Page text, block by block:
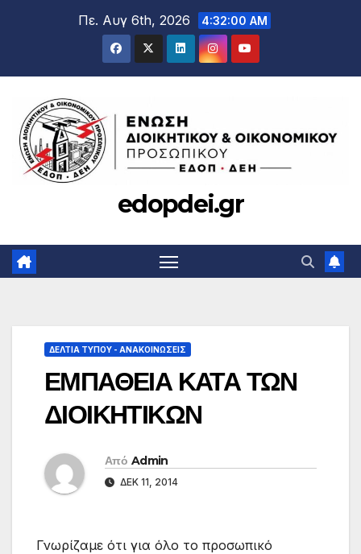
Πε. Αυγ 6th, 2026 4:32:01 AM
edopdei.gr
ΔΕΛΤΊΑ ΤΎΠΟΥ - ΑΝΑΚΟΙΝΏΣΕΙΣ
ΕΜΠΑΘΕΙΑ ΚΑΤΑ ΤΩΝ
ΔΙΟΙΚΗΤΙΚΩΝ
Από Admin
ΔΕΚ 11, 2014
Γνωρίζαμε ότι για όλο το προσωπικό